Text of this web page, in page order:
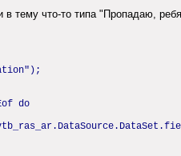
в тему что-то типа "Пропадаю,
do